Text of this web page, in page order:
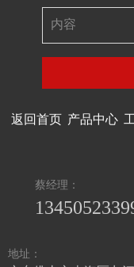
返回首页 产品中心
蔡经理：
地址：